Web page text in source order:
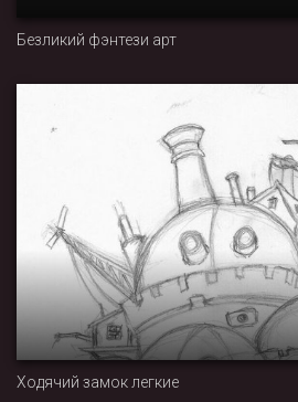
Безликий фэнтези арт
Ходячий замок легкие